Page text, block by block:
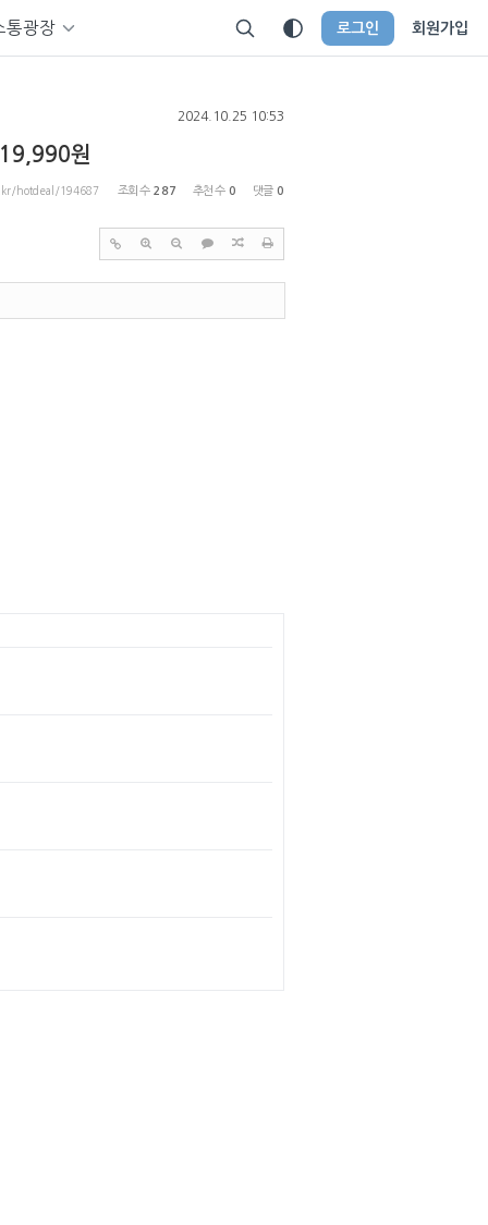
통광장 로그인 회원가입
2024.10.25 10:53
원
hotdeal/194687 조회 수 287 추천 수 0 댓글 0